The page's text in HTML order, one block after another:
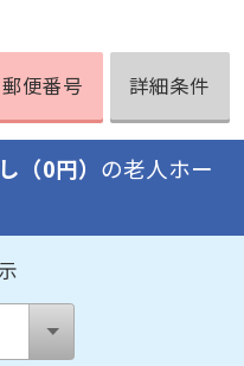
郵便番号 詳細条件
（0円） の老人ホー